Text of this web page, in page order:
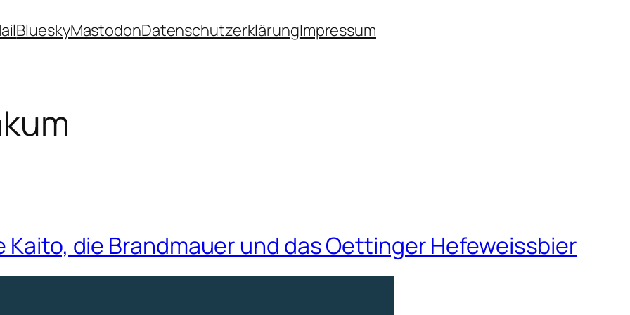
BlueskyMastodonDatenschutzerklärungImpressum
Kaito, die Brandmauer und das Oettinger Hefeweissbier